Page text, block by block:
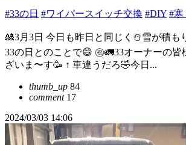
#33の日 #ワイパースイッチ交換 #DIY #寒
🎎3月3日 今日も昨日と同じく☃️雪が積も
33の日とのことで😄 ㊗️🚛33オーナーの皆
ざいま〜す🥳 ↑ 車違うだろ🤣今日...
thumb_up 84
comment17
2024/03/03 14:06